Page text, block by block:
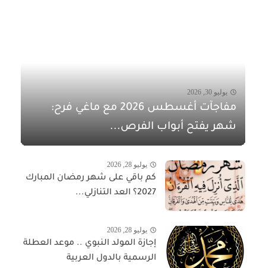
يوليو 30, 2026
مفاجآت أغسطس 2026 مع ماغي فرح:
شهر يفتح أبواب الفرص...
يوليو 28, 2026
كم باقي على شهر رمضان المبارك
2027؟ العد التنازلي...
يوليو 28, 2026
إجازة المولد النبوي .. موعد العطلة
الرسمية بالدول العربية